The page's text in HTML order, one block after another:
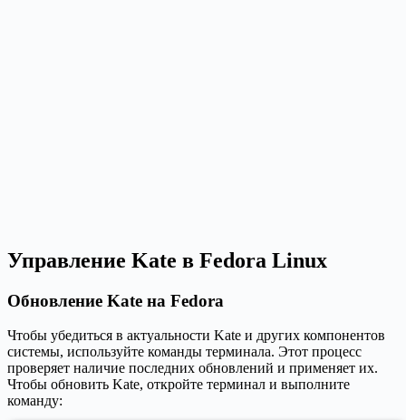
Управление Kate в Fedora Linux
Обновление Kate на Fedora
Чтобы убедиться в актуальности Kate и других компонентов
системы, используйте команды терминала. Этот процесс
проверяет наличие последних обновлений и применяет их.
Чтобы обновить Kate, откройте терминал и выполните
команду: